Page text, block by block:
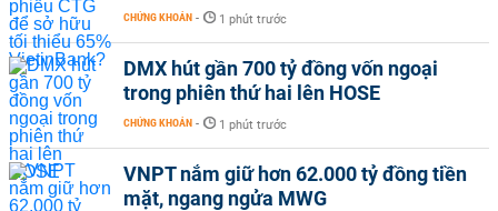
CHỨNG KHOÁN - 1 phút trước
DMX hút gần 700 tỷ đồng vốn ngoại
trong phiên thứ hai lên HOSE
CHỨNG KHOÁN - 1 phút trước
VNPT nắm giữ hơn 62.000 tỷ đồng tiền
mặt, ngang ngửa MWG